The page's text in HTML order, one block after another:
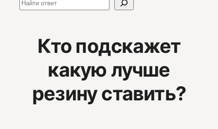
Кто подскажет
какую лучше
резину ставить?